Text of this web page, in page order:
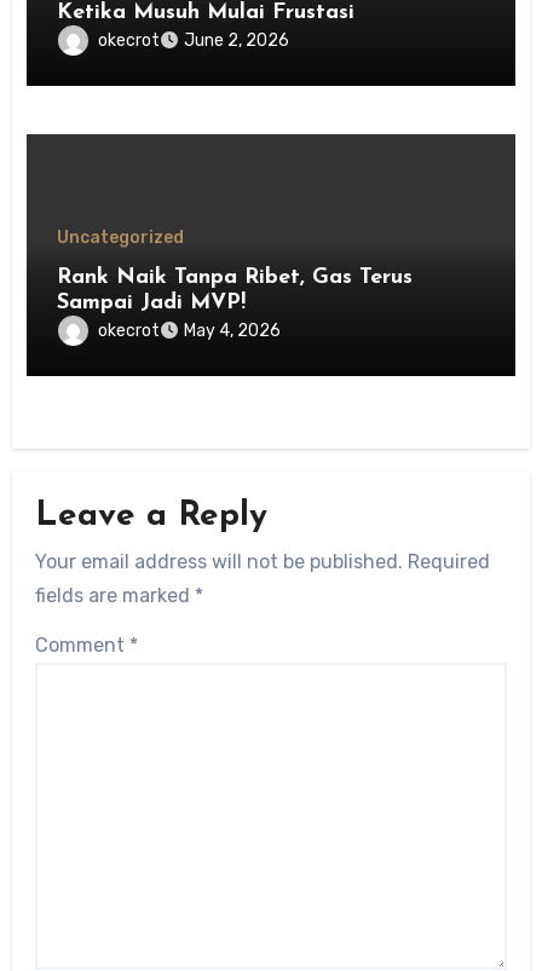
Ketika Musuh Mulai Frustasi
okecrot June 2, 2026
Uncategorized
Rank Naik Tanpa Ribet, Gas Terus
Sampai Jadi MVP!
okecrot May 4, 2026
Leave a Reply
Your email address will not be published. Required
fields are marked *
Comment *